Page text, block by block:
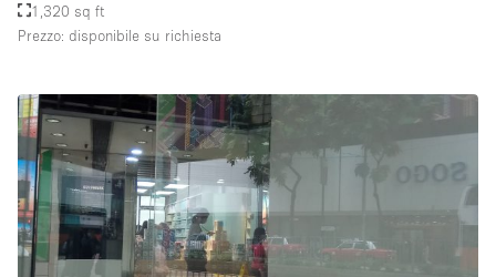
Stile Haussmann
Tetto / Terrazza
Vetrina
Vista incredibile
Water Access
Whitebox / Minimal
1,320 sq ft
Prezzo: disponibile su richiesta